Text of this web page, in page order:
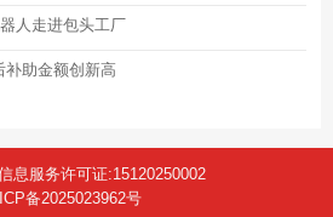
人走进包头工厂
补助金额创新高
息服务许可证:15120250002
备2025023962号